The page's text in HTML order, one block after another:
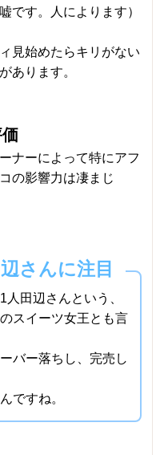
です。人によります）
見始めたらキリがない
あります。
ナーによって特にアフ
の影響力は凄まじ
さんに注目
田辺さんという、
スイーツ女王とも言
バー落ちし、完売し
ですね。